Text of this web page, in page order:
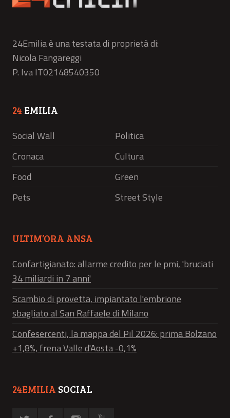
24Emilia è una testata di proprietà di:
Nicola Fangareggi
P. Iva IT02148540350
24 EMILIA
Social Wall
Politica
Cronaca
Cultura
Food
Green
Pets
Street Style
ULTIM’ORA ANSA
Confartigianato: allarme credito per le pmi, 'bruciati
34 miliardi in 7 anni'
Scambio di provetta, impiantato l'embrione
sbagliato al San Raffaele di Milano
Confesercenti, la mappa del Pil 2026: prima Bolzano
+1,8%, frena Valle d'Aosta -0,1%
24EMILIA SOCIAL